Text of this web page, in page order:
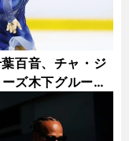
百音、チャ・ジ
ズ木下グループ